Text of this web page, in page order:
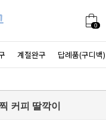
0
계절완구 답례품(구디백)
커피 딸깍이